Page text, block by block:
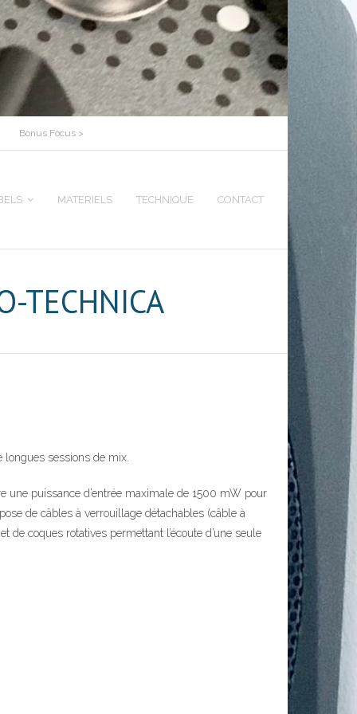
Bonus Focus >
MATERIELS TECHNIQUE CONTACT
TECHNICA
longues sessions de mix.
puissance d’entrée maximale de 1500 mW pour
de câbles à verrouillage détachables (câble à
coques rotatives permettant l’écoute d’une seule